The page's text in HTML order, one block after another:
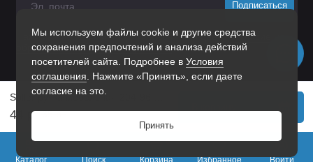
Каталог Поиск Корзина
0
Избранное
Войти
44 р. 65 р.
Мы используем файлы cookie и другие средства
сохранения предпочтений и анализа действий
посетителей сайта. Подробнее в Условия
соглашения . Нажмите «Принять», если даете
согласие на это.
Принять
Подписаться
Нажимая на кнопку «Подписаться», Вы даетесогласие на
обработку персональных данных.